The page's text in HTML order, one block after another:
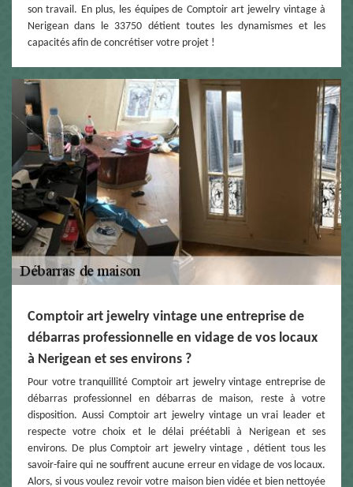
son travail. En plus, les équipes de Comptoir art jewelry vintage à
Nerigean dans le 33750 détient toutes les dynamismes et les
capacités afin de concrétiser votre projet !
Comptoir art jewelry vintage une entreprise de
débarras professionnelle en vidage de vos locaux
à Nerigean et ses environs ?
Pour votre tranquillité Comptoir art jewelry vintage entreprise de
débarras professionnel en débarras de maison, reste à votre
disposition. Aussi Comptoir art jewelry vintage un vrai leader et
respecte votre choix et le délai préétabli à Nerigean et ses
environs. De plus Comptoir art jewelry vintage , détient tous les
savoir-faire qui ne souffrent aucune erreur en vidage de vos locaux.
Alors, si vous voulez revoir votre maison bien vidée et bien nettoyée